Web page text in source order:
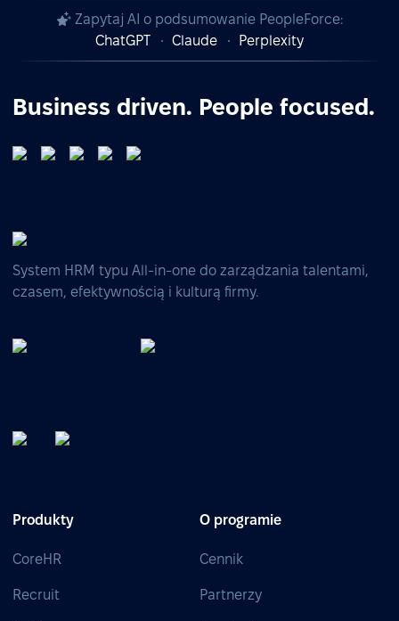
Zapytaj AI o podsumowanie PeopleForce:
ChatGPT
Claude Perplexity
Business driven. People focused.
System HRM typu All-in-one do zarządzania talentami,
czasem, efektywnością i kulturą firmy.
Produkty
CoreHR
Recruit
O programie
Cennik
Partnerzy